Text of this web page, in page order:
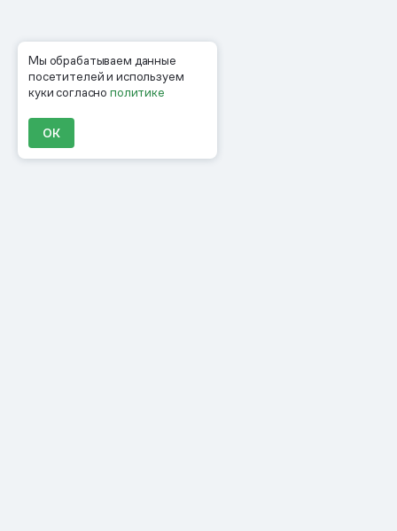
Мы обрабатываем данные
посетителей и используем
куки согласнополитике
ОК